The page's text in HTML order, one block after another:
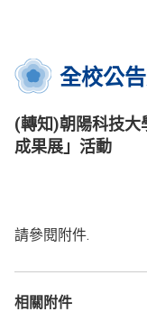
全校公
(轉知)朝陽科技大
成果展」活動
請參閱附件.
相關附件